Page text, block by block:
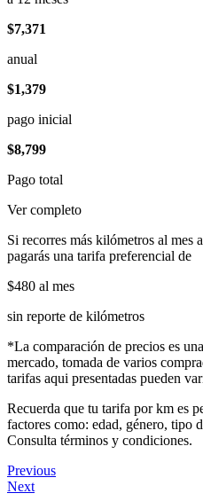
$7,371
anual
$1,379
pago inicial
$8,799
Pago total
Ver completo
Si recorres más kilómetros al mes
pagarás una tarifa preferencial de
$480 al mes
sin reporte de kilómetros
*La comparación de precios es
mercado, tomada de varios
tarifas aqui presentadas pueden
Recuerda que tu tarifa por km es
factores como: edad, género, tipo
Consulta términos y condiciones.
Previous
Next